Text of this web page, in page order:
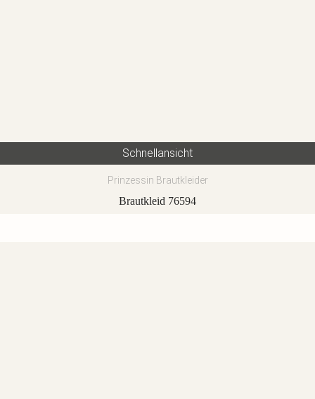
Schnellansicht
Prinzessin Brautkleider
Brautkleid 76594